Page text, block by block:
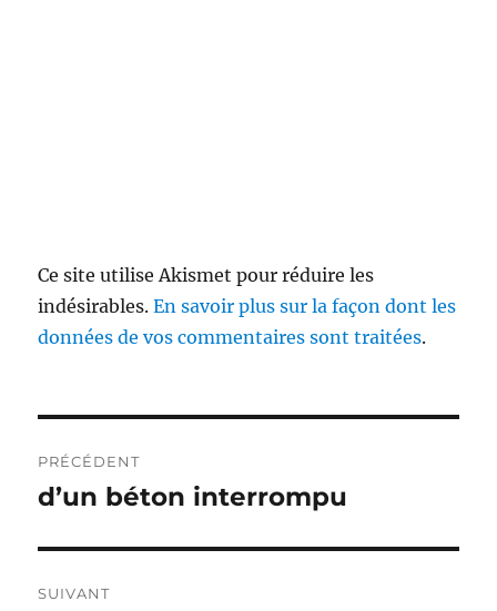
Ce site utilise Akismet pour réduire les
indésirables.En savoir plus sur la façon dont les
données de vos commentaires sont traitées.
de
PRÉCÉDENT
Publication
d’un béton interrompu
SUIVANT